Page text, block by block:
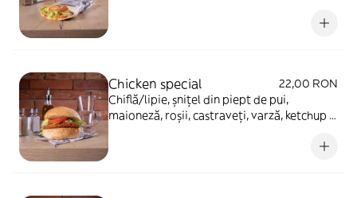
Chicken special
22,00 RON
Chiflă/lipie, șnițel din piept de pui,
maioneză, roșii, castraveți, varză, ketchup -